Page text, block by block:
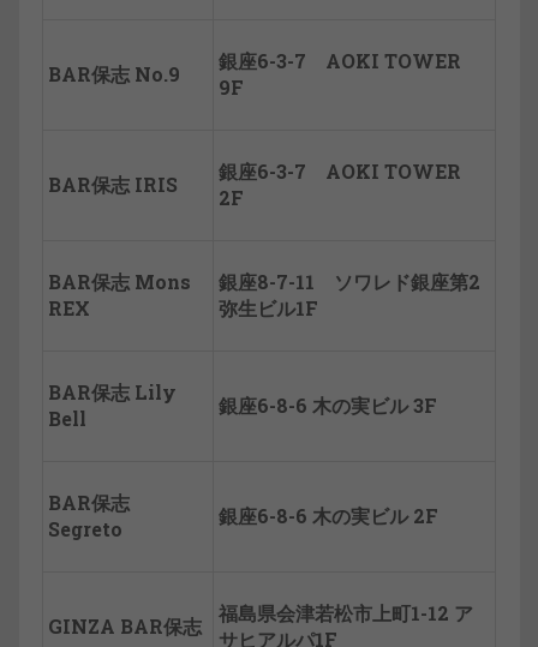
BAR保志 No.9
銀座6-3-7 AOKI TOWER
9F
BAR保志 IRIS
銀座6-3-7 AOKI TOWER
2F
BAR保志 Mons
REX
銀座8-7-11 ソワレド銀座第2
弥生ビル1F
BAR保志 Lily
Bell
銀座6-8-6 木の実ビル 3F
BAR保志
Segreto
銀座6-8-6 木の実ビル 2F
GINZA BAR保志
福島県会津若松市上町1-12 ア
サヒアルパ1F